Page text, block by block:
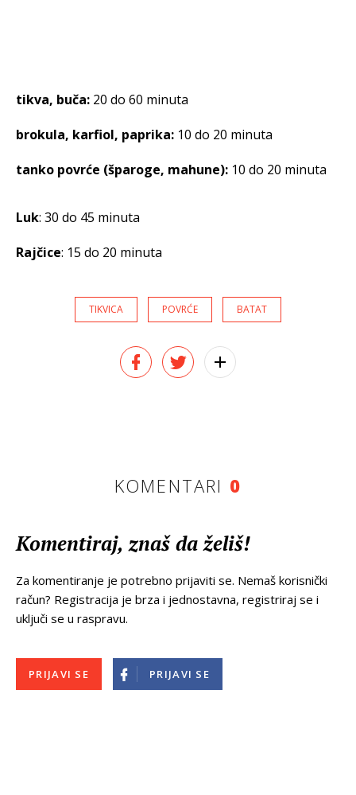
tikva, buča: 20 do 60 minuta
brokula, karfiol, paprika: 10 do 20 minuta
tanko povrće (šparoge, mahune): 10 do 20 minuta
Luk: 30 do 45 minuta
Rajčice: 15 do 20 minuta
TIKVICA POVRĆE BATAT
KOMENTARI 0
Komentiraj, znaš da želiš!
Za komentiranje je potrebno prijaviti se. Nemaš korisnički
račun? Registracija je brza i jednostavna, registriraj se i
uključi se u raspravu.
PRIJAVI SE PRIJAVI SE